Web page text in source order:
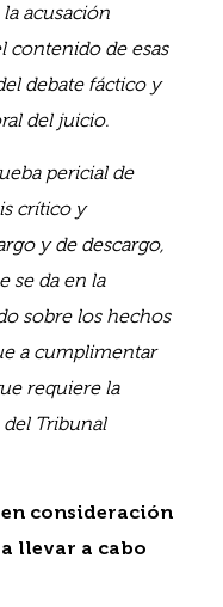
acusación
contenido de esas
debate fáctico y
del juicio.
pericial de
crítico y
y de descargo,
se da en la
sobre los hechos
a cumplimentar
requiere la
del Tribunal
consideración
llevar a cabo